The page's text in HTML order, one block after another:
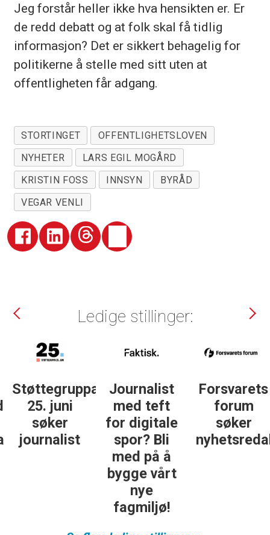
Jeg forstår heller ikke hva hensikten er. Er
de redd debatt og at folk skal få tidlig
informasjon? Det er sikkert behagelig for
politikerne å stelle med sitt uten at
offentligheten får adgang.
STORTINGET
OFFENTLIGHETSLOVEN
NYHETER
LARS EGIL MOGÅRD
KRISTIN FOSS
INNSYN
BYRÅD
VEGAR VENLI
Ledige stillinger:
Støttegruppa
25. juni
søker
journalist
Journalist
med teft
for digitale
spor? Bli
med på å
bygge vårt
nye
fagmiljø!
Forsvarets
forum
søker